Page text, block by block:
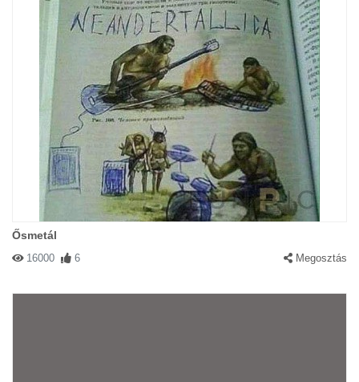
Ősmetál
16000 6 Megosztás